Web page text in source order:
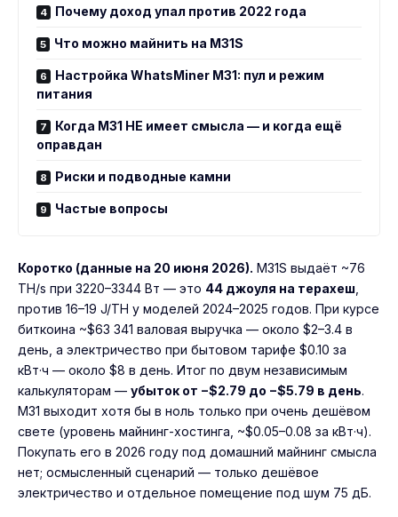
Почему доход упал против 2022 года
Что можно майнить на M31S
Настройка WhatsMiner M31: пул и режим
питания
Когда M31 НЕ имеет смысла — и когда ещё
оправдан
Риски и подводные камни
Частые вопросы
Коротко (данные на 20 июня 2026). M31S выдаёт ~76
TH/s при 3220–3344 Вт — это 44 джоуля на терахеш
против 16–19 J/TH у моделей 2024–2025 годов. При курсе
биткоина ~$63 341 валовая выручка — около $2–3.4 в
день, а электричество при бытовом тарифе $0.10 за
кВт·ч — около $8 в день. Итог по двум независимым
калькуляторам — убыток от −$2.79 до −$5.79 в день.
M31 выходит хотя бы в ноль только при очень дешёвом
свете (уровень майнинг-хостинга, ~$0.05–0.08 за кВт·ч).
Покупать его в 2026 году под домашний майнинг смысла
нет; осмысленный сценарий — только дешёвое
электричество и отдельное помещение под шум 75 дБ.